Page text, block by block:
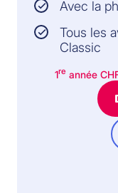
Avec la
Tous les
Classic
1re année